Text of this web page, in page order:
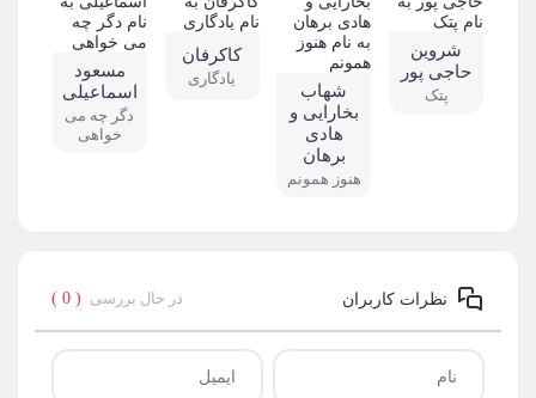
شروین
حاجی پور
پتک
شهاب
بخارایی و
هادی
برهان
هنوز همونم
کاکرفان
یادگاری
مسعود
اسماعیلی
دگر چه می
خواهی
نظرات کاربران در حال بررسی ( 0 )